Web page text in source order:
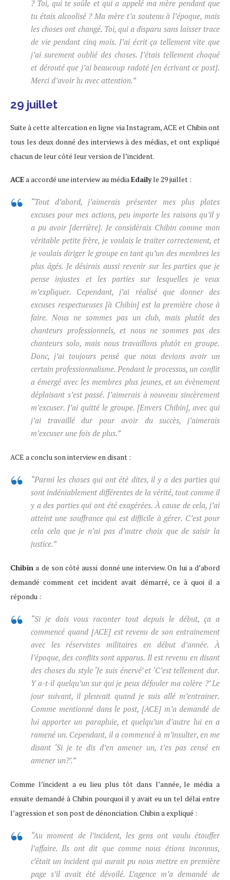
? Toi, qui te soûle et qui a appelé ma mère pendant que
tu étais alcoolisé ? Ma mère t’a soutenu à l’époque, mais
les choses ont changé. Toi, qui a disparu sans laisser trace
de vie pendant cinq mois. J’ai écrit ça tellement vite que
j’ai surement oublié des choses. J’étais tellement choqué
et dérouté que j’ai beaucoup radoté [en écrivant ce post].
Merci d’avoir lu avec attention.”
29 juillet
Suite à cette altercation en ligne via Instagram, ACE et Chibin ont
tous les deux donné des interviews à des médias, et ont expliqué
chacun de leur côté leur version de l’incident.
ACEa accordé une interview au médiaEdailyle 29 juillet :
“Tout d’abord, j’aimerais présenter mes plus plates
excuses pour mes actions, peu importe les raisons qu’il y
a pu avoir [derrière]. Je considérais Chibin comme mon
véritable petite frère, je voulais le traiter correctement, et
je voulais diriger le groupe en tant qu’un des membres les
plus âgés. Je désirais aussi revenir sur les parties que je
pense injustes et les parties sur lesquelles je veux
m’expliquer. Cependant, j’ai réalisé que donner des
excuses respectueuses [à Chibin] est la première chose à
faire. Nous ne sommes pas un club, mais plutôt des
chanteurs professionnels, et nous ne sommes pas des
chanteurs solo, mais nous travaillons plutôt en groupe.
Donc, j’ai toujours pensé que nous devions avoir un
certain professionnalisme. Pendant le processus, un conflit
a émergé avec les membres plus jeunes, et un évènement
déplaisant s’est passé. J’aimerais à nouveau sincèrement
m’excuser. J’ai quitté le groupe. [Envers Chibin], avec qui
j’ai travaillé dur pour avoir du succès, j’aimerais
m’excuser une fois de plus.”
ACE a conclu son interview en disant :
“Parmi les choses qui ont été dites, il y a des parties qui
sont indéniablement différentes de la vérité, tout comme il
y a des parties qui ont été exagérées. À cause de cela, j’ai
atteint une souffrance qui est difficile à gérer. C’est pour
cela cela que je n’ai pas d’autre choix que de saisir la
justice.”
Chibin a de son côté aussi donné une interview. On lui a d’abord
demandé comment cet incident avait démarré, ce à quoi il a
répondu :
“Si je dois vous raconter tout depuis le début, ça a
commencé quand [ACE] est revenu de son entrainement
avec les réservistes militaires en début d’année. À
l’époque, des conflits sont apparus. Il est revenu en disant
des choses du style ‘Je suis énervé’ et ‘C’est tellement dur.
Y a-t-il quelqu’un sur qui je peux défouler ma colère ?’ Le
jour suivant, il pleuvait quand je suis allé m’entrainer.
Comme mentionné dans le post, [ACE] m’a demandé de
lui apporter un parapluie, et quelqu’un d’autre lui en a
ramené un. Cependant, il a commencé à m’insulter, en me
disant ‘Si je te dis d’en amener un, t’es pas censé en
amener un?’.”
Comme l’incident a eu lieu plus tôt dans l’année, le média a
ensuite demandé à Chibin pourquoi il y avait eu un tel délai entre
l’agression et son post de dénonciation. Chibin a expliqué :
“Au moment de l’incident, les gens ont voulu étouffer
l’affaire. Ils ont dit que comme nous étions inconnus,
c’était un incident qui aurait pu nous mettre en première
page s’il avait été dévoilé. L’agence m’a demandé de